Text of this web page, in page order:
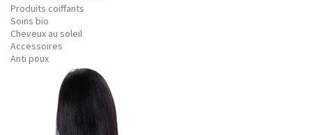
Produits coiffants
Soins bio
Cheveux au soleil
Accessoires
Anti poux